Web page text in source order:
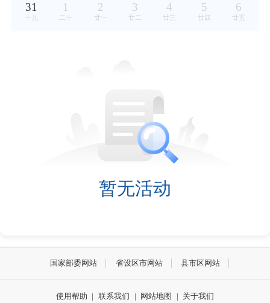
31
十九
1
二十
2
廿一
3
廿二
4
廿三
5
廿四
6
廿五
暂无活动
国家部委网站 省设区市网站 县市区网站
使用帮助 | 联系我们 | 网站地图 | 关于我们